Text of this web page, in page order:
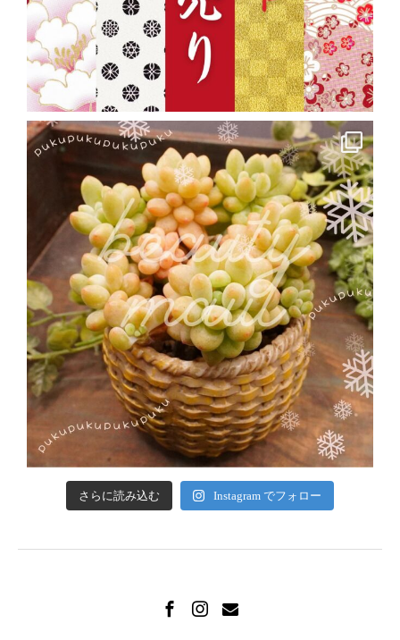
さらに読み込む Instagram でフォロー